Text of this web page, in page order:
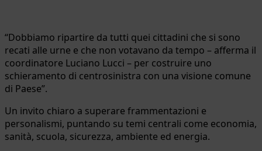
“Dobbiamo ripartire da tutti quei cittadini che si sono
recati alle urne e che non votavano da tempo – afferma il
coordinatore Luciano Lucci – per costruire uno
schieramento di centrosinistra con una visione comune
di Paese”.
Un invito chiaro a superare frammentazioni e
personalismi, puntando su temi centrali come economia,
sanità, scuola, sicurezza, ambiente ed energia.